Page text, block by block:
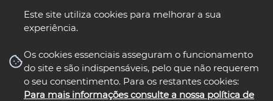
Este site utiliza cookies para melhorar a sua
experiência.
Os cookies essenciais asseguram o funcionamento
do site e são indispensáveis, pelo que não requerem
o seu consentimento. Para os restantes cookies:
Para mais informações consulte a nossa política de
nos select language